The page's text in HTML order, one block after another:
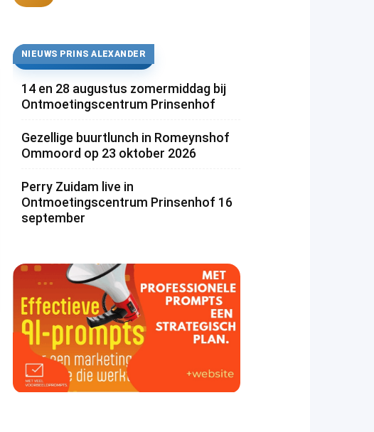
NIEUWS PRINS ALEXANDER
14 en 28 augustus zomermiddag bij
Ontmoetingscentrum Prinsenhof
Gezellige buurtlunch in Romeynshof
Ommoord op 23 oktober 2026
Perry Zuidam live in
Ontmoetingscentrum Prinsenhof 16
september